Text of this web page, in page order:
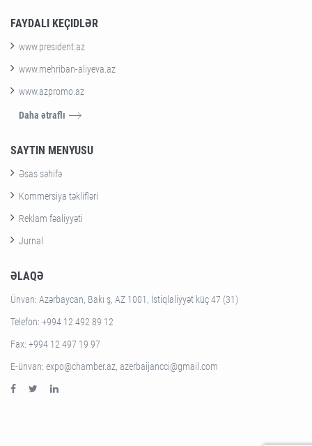
FAYDALI KEÇIDLƏR
www.president.az
www.mehriban-aliyeva.az
www.azpromo.az
Daha ətraflı
SAYTIN MENYUSU
Əsas səhifə
Kommersiya təklifləri
Reklam fəaliyyəti
Jurnal
ƏLAQƏ
Ünvan: Azərbaycan, Bakı ş, AZ 1001, İstiqlaliyyət küç 47 (31)
Telefon: +994 12 492 89 12
Fax: +994 12 497 19 97
E-ünvan: expo@chamber.az, azerbaijancci@gmail.com